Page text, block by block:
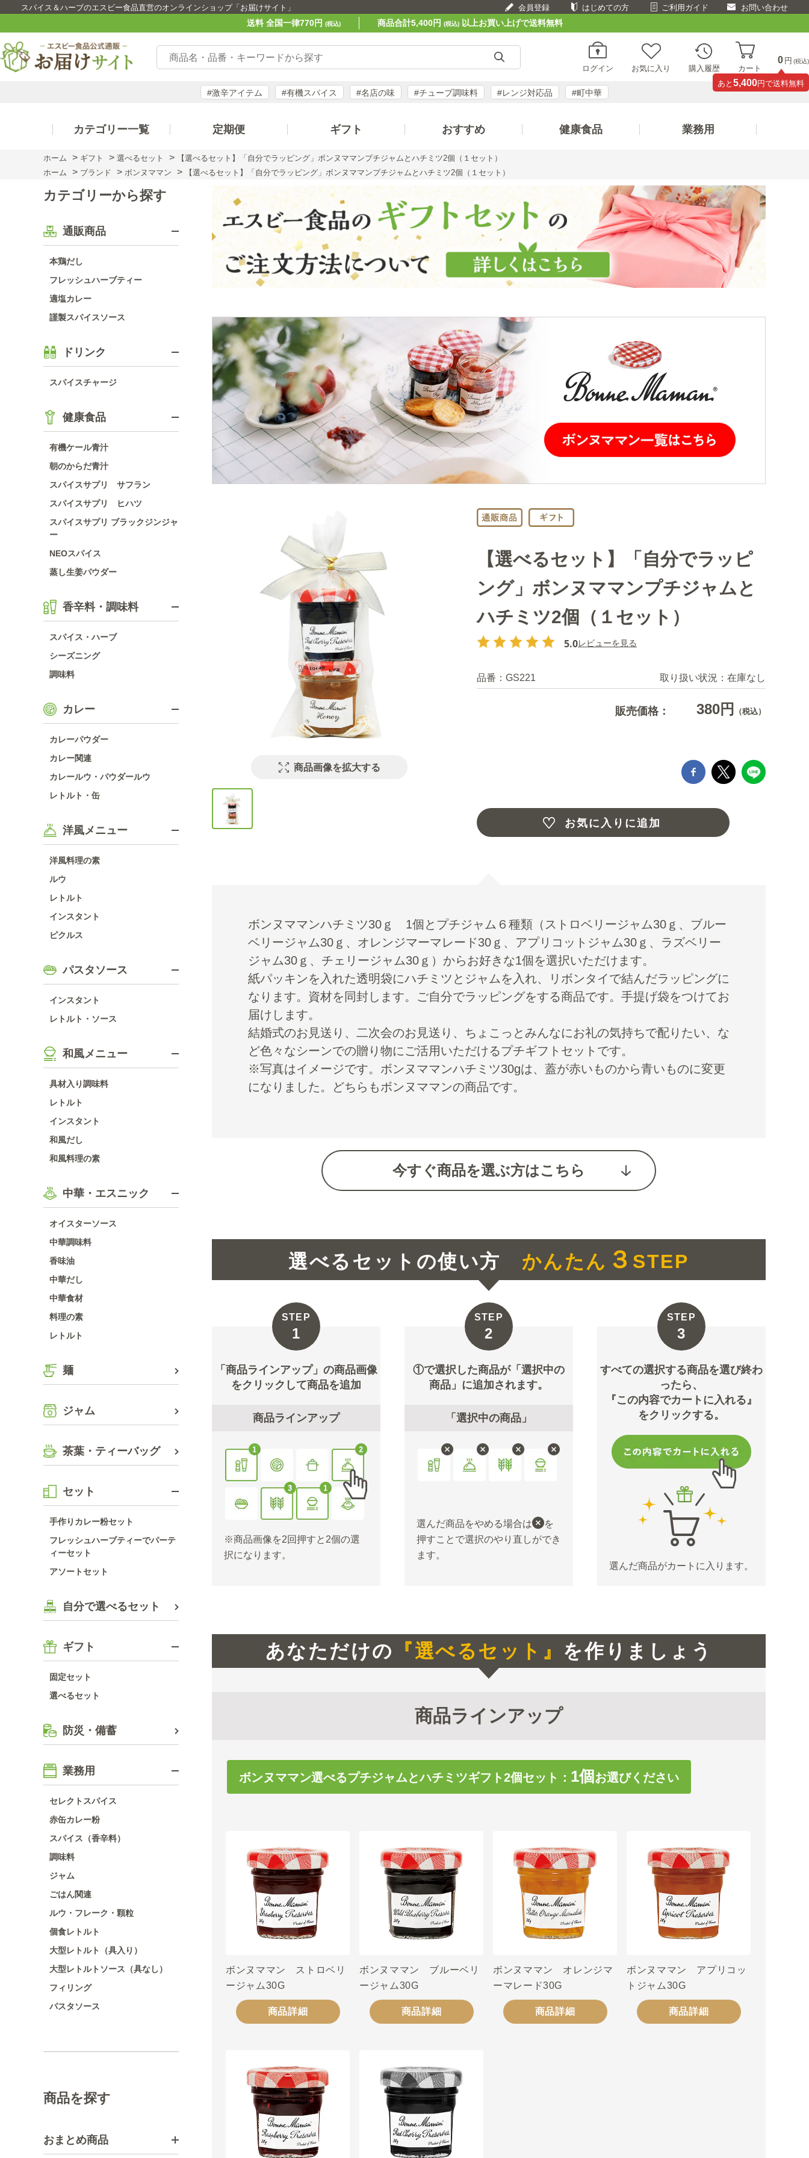
スパイス＆ハーブのエスビー食品直営のオンラインショップ「お届けサイト」 会員登録 はじめての方 ご利用ガイド お問い合わせ
送料 全国一律770円 (税込) 商品合計5,400円 (税込)以上お買い上げで送料無料
ログイン お気に入り 購入履歴 カート
0 円 (税込)
あと 5,400円で送料無料
#激辛アイテム #有機スパイス #名店の味 #チューブ調味料 #レンジ対応品 #町中華
カテゴリー一覧 定期便 ギフト おすすめ 健康食品 業務用
ホーム > ギフト > 選べるセット >
【選べるセット】「自分でラッピング」ボンヌママンプチジャムとハチミツ2個（１セット）
ホーム
> ブランド > ボンヌママン > 【選べるセット】「自分でラッピング」ボンヌママンプチジャムとハチミツ2個（１セット）
カテゴリーから探す
通販商品
本鶏だし
フレッシュハーブティー
適塩カレー
謹製スパイスソース
ドリンク
スパイスチャージ
健康食品
有機ケール青汁
朝のからだ青汁
スパイスサプリ サフラン
スパイスサプリ ヒハツ
スパイスサプリ ブラックジンジャ
ー
NEOスパイス
蒸し生姜パウダー
香辛料・調味料
スパイス・ハーブ
シーズニング
調味料
カレー
カレーパウダー
カレー関連
カレールウ・パウダールウ
レトルト・缶
洋風メニュー
洋風料理の素
ルウ
レトルト
インスタント
ピクルス
パスタソース
インスタント
レトルト・ソース
和風メニュー
具材入り調味料
レトルト
インスタント
和風だし
和風料理の素
中華・エスニック
オイスターソース
中華調味料
香味油
中華だし
中華食材
料理の素
レトルト
麺
ジャム
茶葉・ティーバッグ
セット
手作りカレー粉セット
フレッシュハーブティーでパーテ
ィーセット
アソートセット
自分で選べるセット
ギフト
固定セット
選べるセット
防災・備蓄
業務用
セレクトスパイス
赤缶カレー粉
スパイス（香辛料）
調味料
ジャム
ごはん関連
ルウ・フレーク・顆粒
個食レトルト
大型レトルト（具入り）
大型レトルトソース（具なし）
フィリング
パスタソース
商品を探す
おまとめ商品
商品画像を拡大する
【選べるセット】「自分でラッピ
ング」ボンヌママンプチジャムと
ハチミツ2個（１セット）
5.0レビューを見る
品番： GS221 取り扱い状況： 在庫なし
販売価格： 380円 （税込）
お気に入りに追加
ボンヌママンハチミツ30ｇ 1個とプチジャム６種類（ストロベリージャム30ｇ、ブルー
ベリージャム30ｇ、オレンジマーマレード30ｇ、アプリコットジャム30ｇ、ラズベリー
ジャム30ｇ、チェリージャム30ｇ）からお好きな1個を選択いただけます。
紙パッキンを入れた透明袋にハチミツとジャムを入れ、リボンタイで結んだラッピングに
なります。資材を同封します。ご自分でラッピングをする商品です。手提げ袋をつけてお
届けします。
結婚式のお見送り、二次会のお見送り、ちょこっとみんなにお礼の気持ちで配りたい、な
ど色々なシーンでの贈り物にご活用いただけるプチギフトセットです。
※写真はイメージです。ボンヌママンハチミツ30gは、蓋が赤いものから青いものに変更
になりました。どちらもボンヌママンの商品です。
今すぐ商品を選ぶ方はこちら
選べるセットの使い方 かんたん ３ STEP
STEP
「商品ラインアップ」の商品画像
をクリックして商品を追加
商品ラインアップ
※商品画像を2回押すと2個の選
択になります。
STEP
①で選択した商品が「選択中の
商品」に追加されます。
「選択中の商品」
選んだ商品をやめる場合は
を
押すことで選択のやり直しができ
ます。
STEP
すべての選択する商品を選び終わ
ったら、
『この内容でカートに入れる』
をクリックする。
選んだ商品がカートに入ります。
あなただけの 『選べるセット』 を作りましょう
商品ラインアップ
ボンヌママン選べるプチジャムとハチミツギフト2個セット： 1個 お選びください
ボンヌママン ストロベリ
ージャム30G
商品詳細
ボンヌママン ブルーベリ
ージャム30G
商品詳細
ボンヌママン オレンジマ
ーマレード30G
商品詳細
ボンヌママン アプリコッ
トジャム30G
商品詳細